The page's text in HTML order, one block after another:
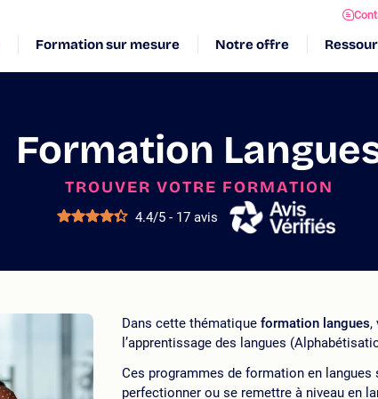
Formation sur mesure Notre offre
Formation
TROUVER VOTRE FORMATION
4.4/5 - 17 avis
Dans cette thématiqueformation langues,
l’apprentissage des langues
Ces programmes de formation en langues
perfectionner ou se remettre à niveau en